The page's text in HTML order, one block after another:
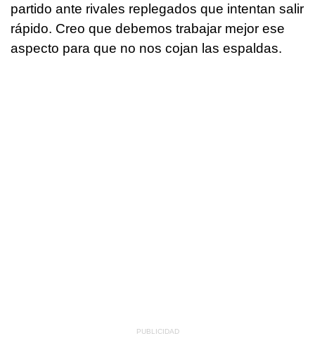
partido ante rivales replegados que intentan salir
rápido. Creo que debemos trabajar mejor ese
aspecto para que no nos cojan las espaldas.